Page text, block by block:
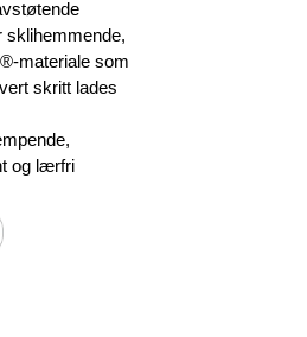
sklihemmende,
materiale som
skritt lades
og lærfri